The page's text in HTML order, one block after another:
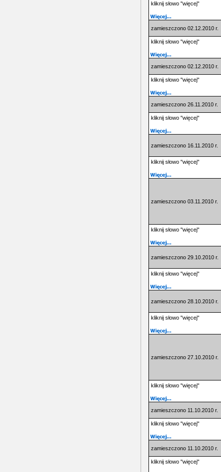
kliknij słowo "więcej"
zamieszczono 02.12.2010 r.
kliknij słowo "więcej"
zamieszczono 02.12.2010 r.
kliknij słowo "więcej"
zamieszczono 26.11.2010 r.
kliknij słowo "więcej"
zamieszczono 16.11.2010 r.
kliknij słowo "więcej"
zamieszczono 03.11.2010 r.
kliknij słowo "więcej"
zamieszczono 29.10.2010 r.
kliknij słowo "więcej"
zamieszczono 28.10.2010 r.
kliknij słowo "więcej"
zamieszczono 27.10.2010 r.
kliknij słowo "więcej"
zamieszczono 11.10.2010 r.
kliknij słowo "więcej"
zamieszczono 11.10.2010 r.
kliknij słowo "więcej"